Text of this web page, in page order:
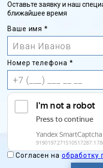
Оставьте заявку и наш
ближайшее время
Ваше имя*
Номер телефона *
Согласен на обработку